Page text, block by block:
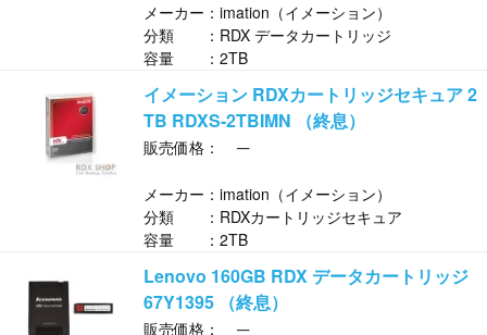
メーカー：imation（イメーション）
分類 ：RDX データカートリッジ
容量 ：2TB
イメーション RDXカートリッジセキュア 2
TB RDXS-2TBIMN （終息）
販売価格： ─
メーカー：imation（イメーション）
分類 ：RDXカートリッジセキュア
容量 ：2TB
Lenovo 160GB RDX データカートリッジ
67Y1395 （終息）
販売価格： ─